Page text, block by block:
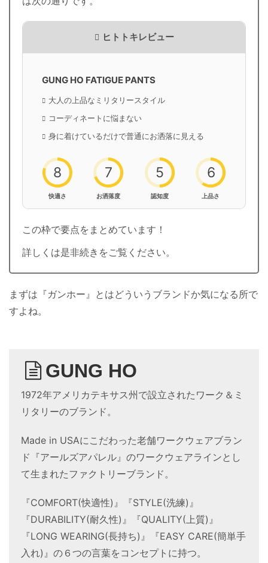
ヒトトキレビュー
GUNG HO FATIGUE PANTS
大人の上品なミリタリースタイル
コーディネートに悩まない
身に着けているだけで普通にお洒落に見える
8
快適さ
7
お洒落度
5
認知度
6
上品さ
この枠で要点をまとめています！
詳しくは是非続きをご覧ください。
まずは『ガンホー』とはどういうブランドか気になる所で
すよね。
GUNG HO
1972年アメリカテキサス州で設立されたワーク＆ミ
リタリーのブランド。
Made in USAにこだわった老舗ワークウェアブラン
ド『アールズアパレル』のワークウェアラインとし
て生まれたファクトリーブランド。
『COMFORT(快適性)』『STYLE(洗練)』
『DURABILITY(耐久性)』『QUALITY(上質)』
『LONG WEARING(長持ち)』『EASY CARE(簡単手
入れ)』の６つの言葉をコンセプトに持つ。